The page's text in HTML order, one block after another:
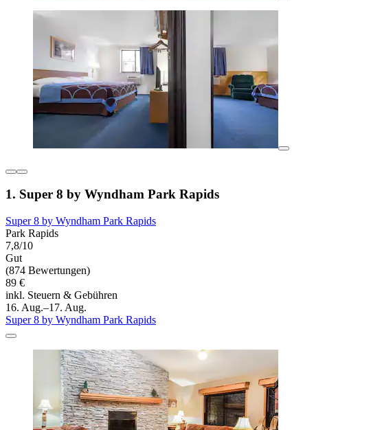
1. Super 8 by Wyndham Park Rapids
Super 8 by Wyndham Park Rapids
Park Rapids
7,8/10
Gut
(874 Bewertungen)
89 €
inkl. Steuern & Gebühren
16. Aug.–17. Aug.
Super 8 by Wyndham Park Rapids